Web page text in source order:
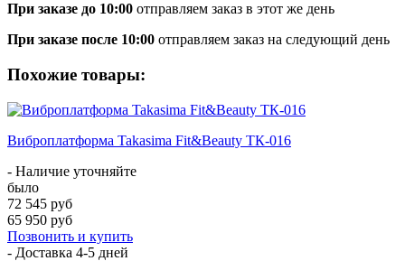
При заказе до 10:00 отправляем заказ в этот же день
При заказе после 10:00 отправляем заказ на следующий день
Похожие товары:
Виброплатформа Takasima Fit&Beauty ТК-016
- Наличие уточняйте
было
72 545 руб
65 950 руб
Позвонить и купить
- Доставка 4-5 дней